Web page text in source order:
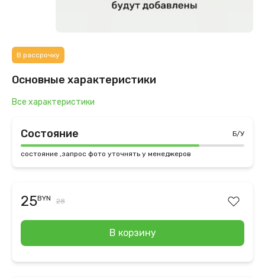
В рассрочку
Основные характеристики
Все характеристики
Состояние Б/У
состояние ,запрос фото уточнять у менеджеров
25BYN 28
В корзину